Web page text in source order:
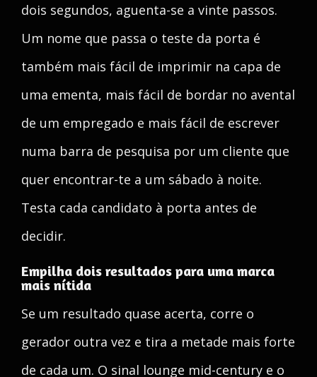
dois segundos, aguenta-se a vinte passos.
Um nome que passa o teste da porta é
também mais fácil de imprimir na capa de
uma ementa, mais fácil de bordar no avental
de um empregado e mais fácil de escrever
numa barra de pesquisa por um cliente que
quer encontrar-te a um sábado à noite.
Testa cada candidato à porta antes de
decidir.
Empilha dois resultados para uma marca
mais nítida
Se um resultado quase acerta, corre o
gerador outra vez e tira a metade mais forte
de cada um. O sinal lounge mid-century e o